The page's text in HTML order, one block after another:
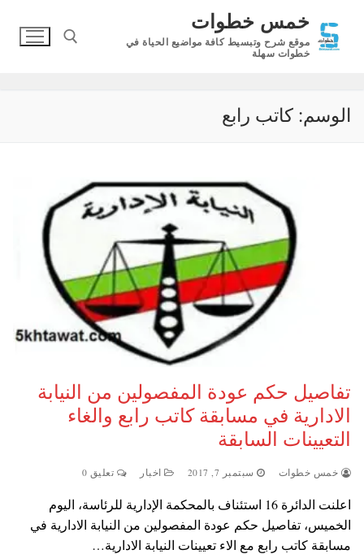
المحتوى
خمس خطوات
موقع شرح وتبسيط كافة مواضيع الحياة في
خطوات سهلة
الوسم: كاتب رابع
تفاصيل حكم عودة المفصولين من النيابة
الادارية في مسابقة كاتب رابع والغاء
التعيينات السابقة
خمس خطوات سبتمبر 7, 2017 اخبار تعليق 0
اعلنت الدائرة 16 استئناف بالمحكمة الإدارية للرئاسة، اليوم
الخميس، تفاصيل حكم عودة المفصولين من النيابة الادارية في
مسابقة كاتب رابع مع الاء تعيينات النيابة الادارية…